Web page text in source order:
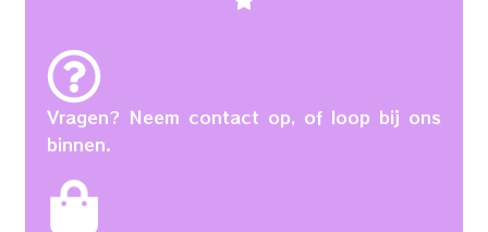
Vragen? Neem contact op, of loop bij ons
binnen.